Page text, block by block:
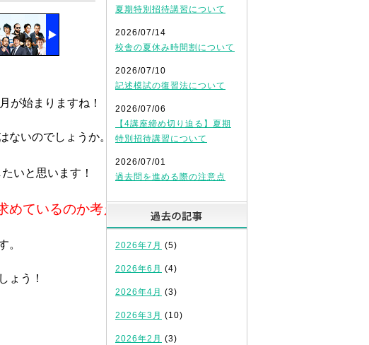
が始まりますね！
ないのでしょうか。
いと思います！
。
夏期特別招待講習について
2026/07/14
校舎の夏休み時間割について
2026/07/10
記述模試の復習法について
2026/07/06
【4講座締め切り迫る】夏期
特別招待講習について
2026/07/01
過去問を進める際の注意点
2026年7月 (5)
2026年6月 (4)
2026年4月 (3)
2026年3月 (10)
2026年2月 (3)